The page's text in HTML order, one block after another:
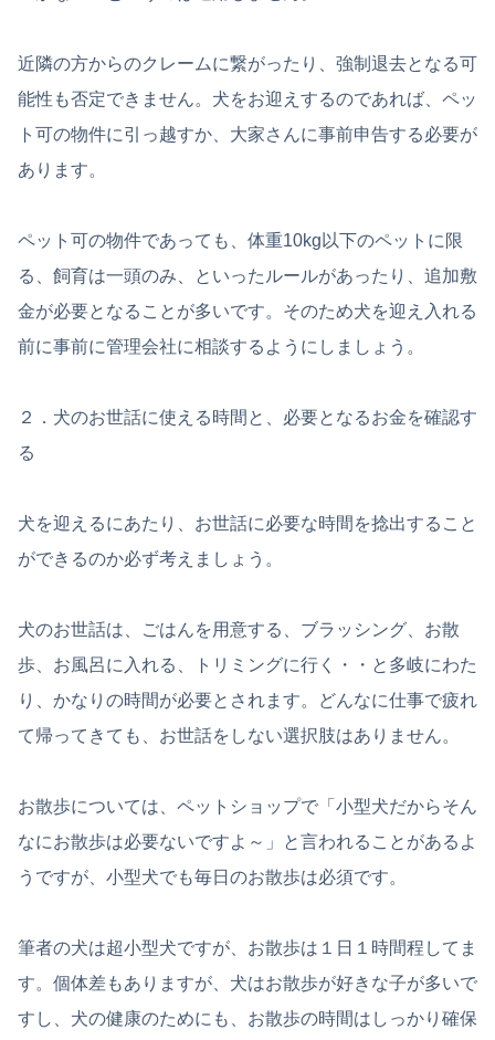
近隣の方からのクレームに繋がったり、強制退去となる可
能性も否定できません。犬をお迎えするのであれば、ペッ
ト可の物件に引っ越すか、大家さんに事前申告する必要が
あります。
ペット可の物件であっても、体重10kg以下のペットに限
る、飼育は一頭のみ、といったルールがあったり、追加敷
金が必要となることが多いです。そのため犬を迎え入れる
前に事前に管理会社に相談するようにしましょう。
２．犬のお世話に使える時間と、必要となるお金を確認す
る
犬を迎えるにあたり、お世話に必要な時間を捻出すること
ができるのか必ず考えましょう。
犬のお世話は、ごはんを用意する、ブラッシング、お散
歩、お風呂に入れる、トリミングに行く・・と多岐にわた
り、かなりの時間が必要とされます。どんなに仕事で疲れ
て帰ってきても、お世話をしない選択肢はありません。
お散歩については、ペットショップで「小型犬だからそん
なにお散歩は必要ないですよ～」と言われることがあるよ
うですが、小型犬でも毎日のお散歩は必須です。
筆者の犬は超小型犬ですが、お散歩は１日１時間程してま
す。個体差もありますが、犬はお散歩が好きな子が多いで
すし、犬の健康のためにも、お散歩の時間はしっかり確保